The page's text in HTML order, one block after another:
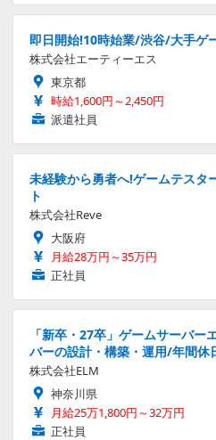
即日開始!10時始業/渋谷/大手ゲ
株式会社エーティーエス
東京都
時給1,600円～2,450円
派遣社員
未経験から勇者へ!ゲームテス
ト
株式会社Reve
大阪府
月給28万円～35万円
正社員
「新卒・27卒」ゲームサーバ
バーの設計・構築・運用/年間休
株式会社ELM
神奈川県
月給25万1,800円～32万円
正社員